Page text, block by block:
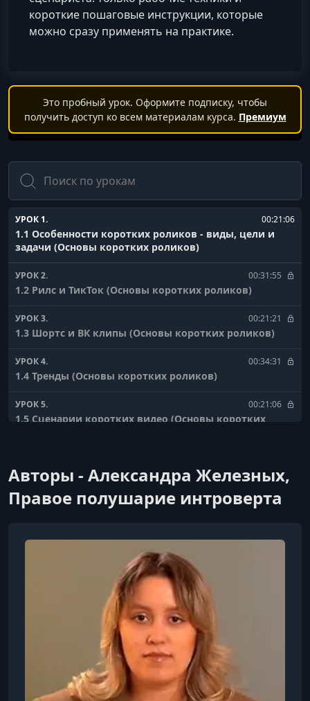
короткие пошаговые инструкции, которые
можно сразу применять на практике.
Это пробный урок. Оформите подписку, чтобы
получить доступ ко всем материалам курса. Премиум
Поиск
УРОК 1. 00:21:06
1.1 Особенности коротких роликов - виды, цели и
задачи (Основы коротких роликов)
УРОК 2. 00:31:55
1.2 Рилс и ТикТок (Основы коротких роликов)
УРОК 3. 00:21:21
1.3 Шортс и ВК клипы (Основы коротких роликов)
УРОК 4. 00:34:31
1.4 Тренды (Основы коротких роликов)
УРОК 5. 00:21:06
1.5 Сценарии коротких видео (Основы коротких
2.1 Как снимать короткие ролики (Создание
коротких видео)
2.3 Типичные ошибки (Создание коротких видео)
Авторы - Александра Железных,
Правое полушарие интроверта